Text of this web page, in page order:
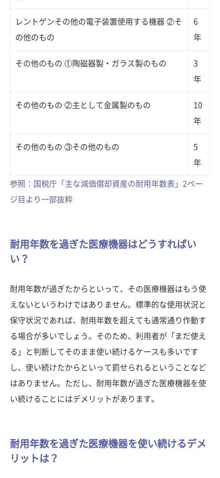
レントゲンその他の電子装置使用する機器 ②そ
の他のもの
6
年
その他のもの ①陶磁器製・ガラス製のもの
3
年
その他のもの ②主として金属製のもの
10
年
その他のもの ③その他のもの
5
年
参照：国税庁「主な減価償却資産の耐用年数表」2ペー
ジ目より一部抜粋
耐用年数を過ぎた医療機器はどうすればい
い？
耐用年数が過ぎたからといって、その医療機器はもう使
えないというわけではありません。標準的な使用状況と
保守状況であれば、耐用年数を超えても通常通り作動す
る場合が多いでしょう。そのため、利用者が「まだ使え
る」と判断してそのまま使い続けるケースも多いです
し、使い続けたからといって罰せられるということなど
はありません。ただし、耐用年数が過ぎた医療機器を使
い続けることにはデメリットがあります。
耐用年数を過ぎた医療機器を使い続けるデメ
リットは？